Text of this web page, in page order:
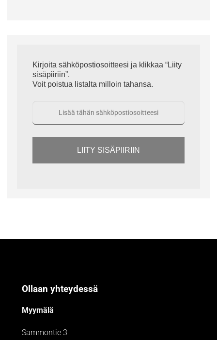
Kirjoita sähköpostiosoitteesi ja klikkaa “Liity
sisäpiiriin”.
Voit poistua listalta milloin tahansa.
LIITY SISÄPIIRIIN
Ollaan yhteydessä
Myymälä
Sammontie 3